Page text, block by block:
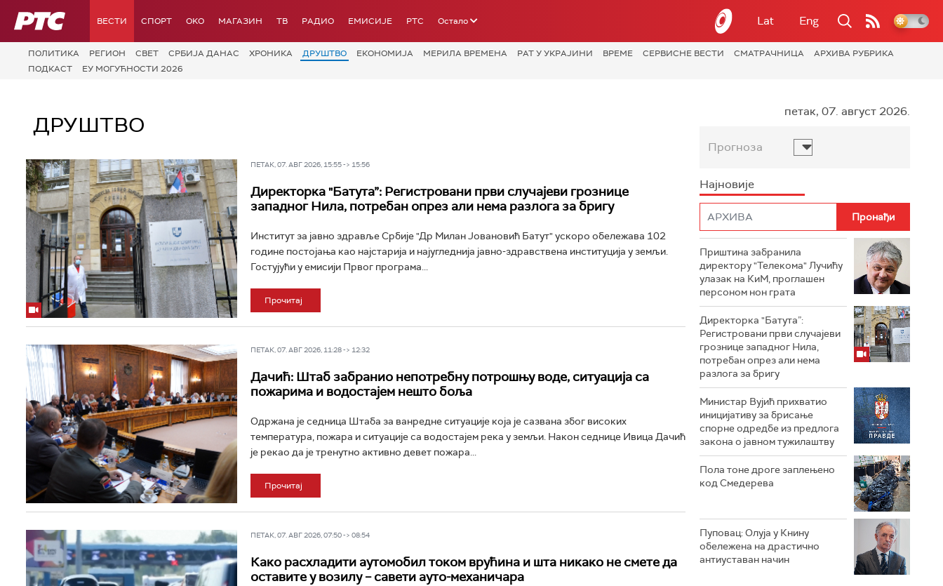
РТС ВЕСТИ СПОРТ OKO МАГАЗИН ТВ РАДИО ЕМИСИЈЕ РТС Остало Lat Eng
ПОЛИТИКА РЕГИОН СВЕТ СРБИЈА ДАНАС ХРОНИКА ДРУШТВО ЕКОНОМИЈА МЕРИЛА ВРЕМЕНА РАТ У УКРАЈИНИ ВРЕМЕ СЕРВИСНЕ ВЕСТИ СМАТРАЧНИЦА
АРХИВА РУБРИКА
ПОДКАСТ
ЕУ МОГУЋНОСТИ 2026
ДРУШТВО
ПЕТАК, 07. АВГ 2026, 15:55 -> 15:56
Директорка "Батута”: Регистровани први случајеви грознице
западног Нила, потребан опрез али нема разлога за бригу
Институт за јавно здравље Србије "Др Милан Јовановић Батут" ускоро обележава 102
године постојања као најстарија и најугледнија јавно-здравствена институција у земљи.
Гостујући у емисији Првог програма...
Прочитај
ПЕТАК, 07. АВГ 2026, 11:28 -> 12:32
Дачић: Штаб забранио непотребну потрошњу воде, ситуација са
пожарима и водостајем нешто боља
Одржана је седница Штаба за ванредне ситуације која је сазвана због високих
температура, пожара и ситуације са водостајем река у земљи. Након седнице Ивица Дачић
је рекао да је тренутно активно девет пожара...
Прочитај
ПЕТАК, 07. АВГ 2026, 07:50 -> 08:54
Како расхладити аутомобил током врућина и шта никако не смете да
оставите у возилу – савети ауто-механичара
петак, 07. август 2026.
Прогноза
Најновије
Приштина забранила
директору "Телекома" Лучићу
улазак на КиМ, проглашен
персоном нон грата
Директорка "Батута”:
Регистровани први случајеви
грознице западног Нила,
потребан опрез али нема
разлога за бригу
Министар Вујић прихватио
иницијативу за брисање
спорне одредбе из предлога
закона o јавном тужилаштву
Пола тоне дроге заплењено
код Смедерева
Пуповац: Олуја у Книну
обележена на драстично
антиуставан начин